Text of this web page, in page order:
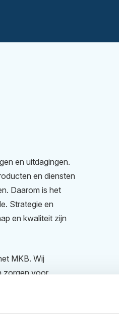
en uitdagingen.
en diensten
Daarom is het
Strategie en
en kwaliteit zijn
MKB. Wij
zorgen voor
en een praktische
financiering,